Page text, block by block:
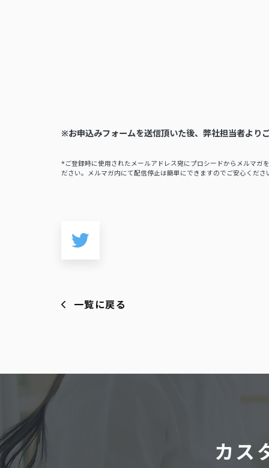
※お申込みフォームを送信頂いた後、弊社担当者より
*ご登録時に使用されたメールアドレス宛にプロシードからメルマガ
ださい。メルマガ内にて配信停止は簡単にできますのでご安心くださ
一覧に戻る
カス